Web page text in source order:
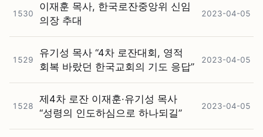
1530
이재훈 목사, 한국로잔중앙위 신임
의장 추대
2023-04-05
1529
유기성 목사 “4차 로잔대회, 영적
회복 바랐던 한국교회의 기도 응답”
2023-04-05
1528
제4차 로잔 이재훈·유기성 목사
“성령의 인도하심으로 하나되길”
2023-04-05